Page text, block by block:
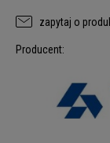
zapytaj o
Producent: